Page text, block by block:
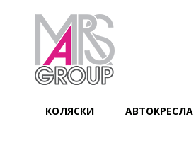
КОЛЯСКИ АВТОКРЕСЛА